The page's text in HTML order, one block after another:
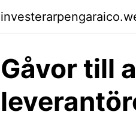
Gåvor till